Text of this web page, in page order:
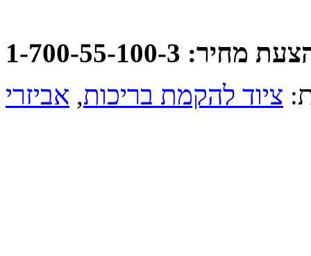
1-700-55-100-3
ציוד להקמת בריכות,